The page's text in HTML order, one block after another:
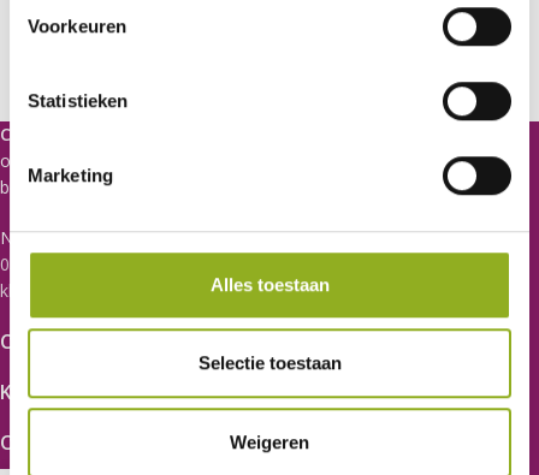
Voorkeuren
Statistieken
Marketing
Alles toestaan
Selectie toestaan
Weigeren
CPS Uitgeverij
onderwijsprofessionals die beter willen worden in hun vak. De
boeken zijn geschreven door ervaren adviseurs van CPS.
Niels Bohrweg 123 3542 CA Utrecht
030 - 241 70 24
klantenservice@cps-uitgeverij.nl
CPS Uitgaven
Klantenservice
Over CPS